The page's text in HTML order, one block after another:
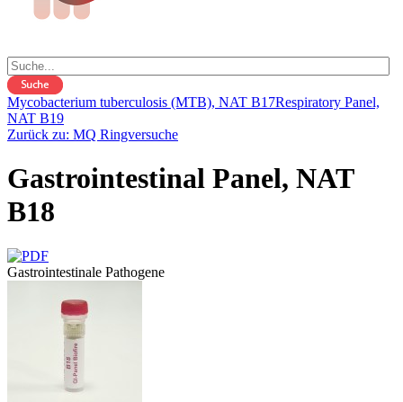
Mycobacterium tuberculosis (MTB), NAT B17Respiratory Panel,
NAT B19
Zurück zu: MQ Ringversuche
Gastrointestinal Panel, NAT
B18
Gastrointestinale Pathogene